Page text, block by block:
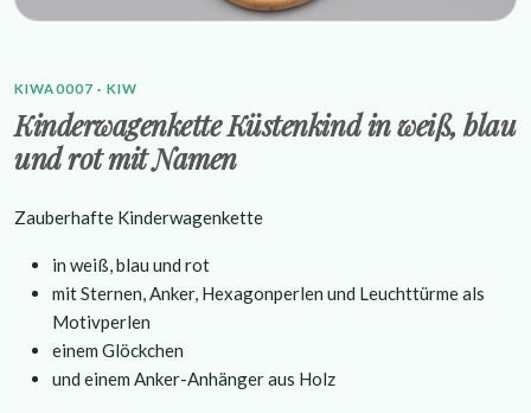
KIWA0007 · KIW
Kinderwagenkette Küstenkind in weiß, blau
und rot mit Namen
Zauberhafte Kinderwagenkette
in weiß, blau und rot
mit Sternen, Anker, Hexagonperlen und Leuchttürme als
Motivperlen
einem Glöckchen
und einem Anker-Anhänger aus Holz